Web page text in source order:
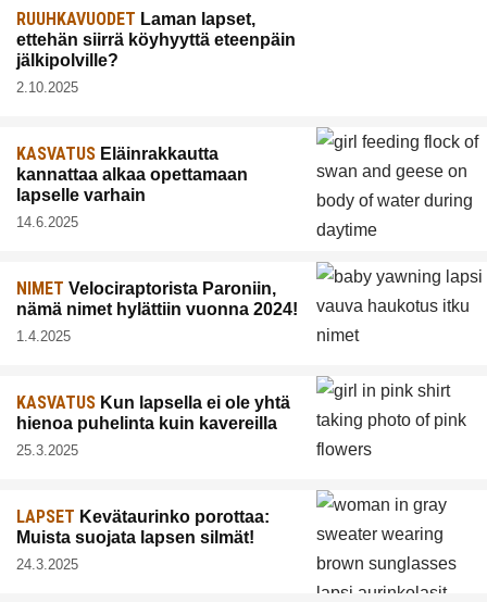
RUUHKAVUODET Laman lapset,
ettehän siirrä köyhyyttä eteenpäin
jälkipolville?
2.10.2025
KASVATUS Eläinrakkautta
kannattaa alkaa opettamaan
lapselle varhain
14.6.2025
NIMET Velociraptorista Paroniin,
nämä nimet hylättiin vuonna 2024!
1.4.2025
KASVATUS Kun lapsella ei ole yhtä
hienoa puhelinta kuin kavereilla
25.3.2025
LAPSET Kevätaurinko porottaa:
Muista suojata lapsen silmät!
24.3.2025